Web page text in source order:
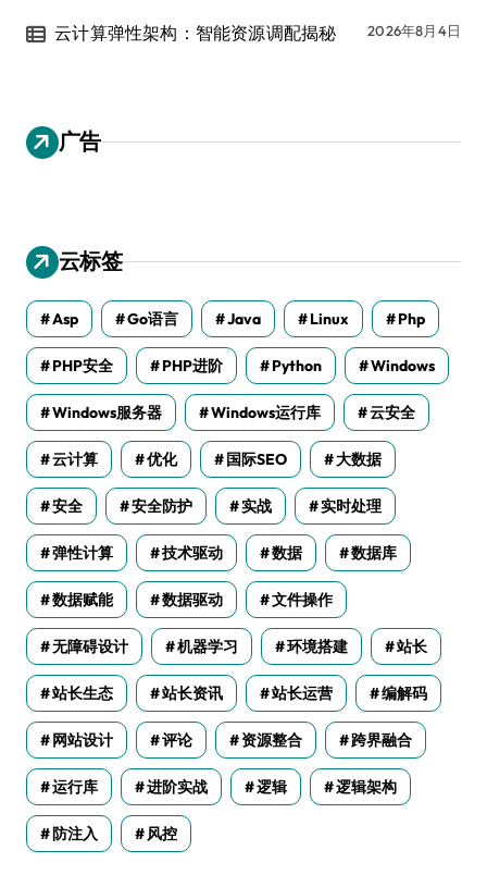
云计算弹性架构：智能资源调配揭秘 2026年8月4日
广告
云标签
Asp Go语言 Java Linux Php
PHP安全 PHP进阶 Python Windows
Windows服务器 Windows运行库 云安全
云计算 优化 国际SEO 大数据
安全 安全防护 实战 实时处理
弹性计算 技术驱动 数据 数据库
数据赋能 数据驱动 文件操作
无障碍设计 机器学习 环境搭建 站长
站长生态 站长资讯 站长运营 编解码
网站设计 评论 资源整合 跨界融合
运行库 进阶实战 逻辑 逻辑架构
防注入 风控